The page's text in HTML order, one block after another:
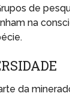
de
na
da